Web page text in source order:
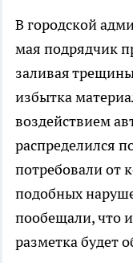
В городской
мая подрядчик
заливая
избытка
воздействием
распределился
потребовали от
подобных
пообещали, что
разметка будет